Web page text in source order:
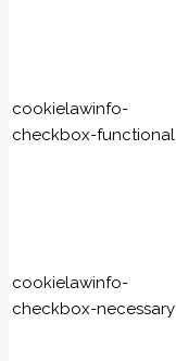
cookielawinfo-
checkbox-functional
cookielawinfo-
checkbox-necessary